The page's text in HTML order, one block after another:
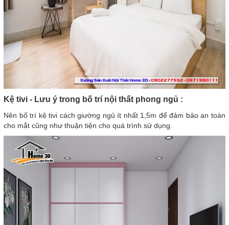
Kệ tivi - Lưu ý trong bố trí nội thất phong ngủ :
Nên bố trí kệ tivi cách giường ngủ ít nhất 1,5m để đảm bảo an toàn
cho mắt cũng như thuận tiện cho quá trình sử dụng.